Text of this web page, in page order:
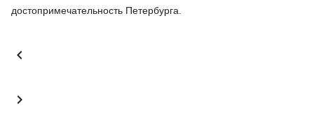
достопримечательность Петербурга.

